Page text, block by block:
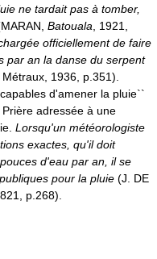
ne tardait pas à tomber,
Batouala, 1921,
officiellement de faire
par an la danse du serpent
1936, p.351).
d'amener la pluie``
Prière adressée à une
Lorsqu'un météorologiste
exactes, qu'il doit
d'eau par an, il se
pour la pluie (J. DE
p.268).